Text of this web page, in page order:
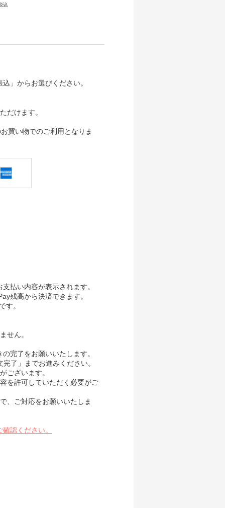
込
」からお選びください。
だけます。
買い物でのご利用となりま
払い内容が表示されます。
残高から決済できます。
す。
せん。
完了をお願いいたします。
了」までお進みください。
ございます。
を許可していただく必要がご
、ご対応をお願いいたしま
認ください。